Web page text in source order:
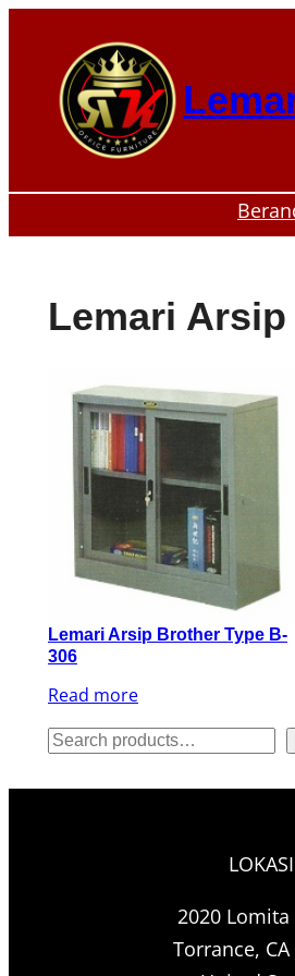
content
Lemari
Lemari Arsip Brother Type B-
306
Read more
S
LOKASI
2020 Lomita
Torrance, CA